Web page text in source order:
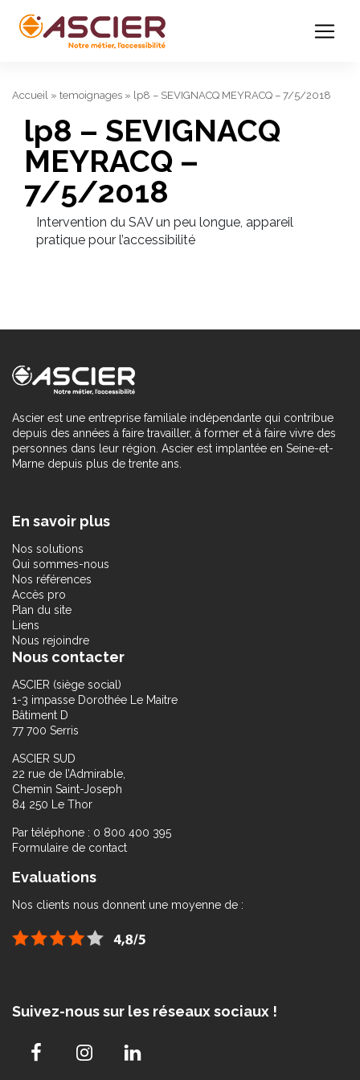
Accueil » temoignages » lp8 – SEVIGNACQ MEYRACQ – 7/5/2018
lp8 – SEVIGNACQ
MEYRACQ –
7/5/2018
Intervention du SAV un peu longue, appareil
pratique pour l’accessibilité
Ascier est une entreprise familiale indépendante qui contribue
depuis des années à faire travailler, à former et à faire vivre des
personnes dans leur région. Ascier est implantée en Seine-et-
Marne depuis plus de trente ans.
En savoir plus
Nos solutions
Qui sommes-nous
Nos références
Accès pro
Plan du site
Liens
Nous rejoindre
Nous contacter
ASCIER (siège social)
1-3 impasse Dorothée Le Maitre
Bâtiment D
77 700 Serris
ASCIER SUD
22 rue de l’Admirable,
Chemin Saint-Joseph
84 250 Le Thor
Par téléphone : 0 800 400 395
Formulaire de contact
Evaluations
Nos clients nous donnent une moyenne de :
Suivez-nous sur les réseaux sociaux !